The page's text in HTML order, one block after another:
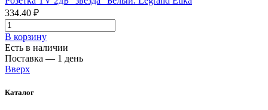
334.40 ₽
В корзинy
Есть в наличии
Поставка — 1 день
Вверх
Каталог